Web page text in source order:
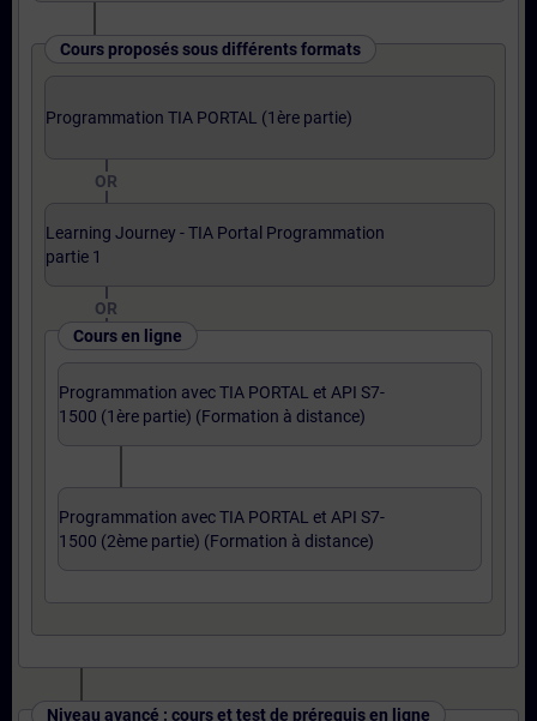
Cours proposés sous différents formats
Programmation TIA PORTAL (1ère partie)
OR
Learning Journey - TIA Portal Programmation
partie 1
OR
Cours en ligne
Programmation avec TIA PORTAL et API S7-
1500 (1ère partie) (Formation à distance)
Programmation avec TIA PORTAL et API S7-
1500 (2ème partie) (Formation à distance)
Niveau avancé : cours et test de prérequis en ligne